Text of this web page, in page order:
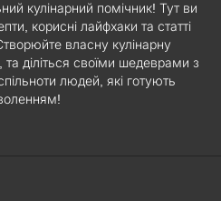
кулінарний помічник! Тут ви
корисні лайфхаки та статті
власну кулінарну
діліться своїми шедеврами з
людей, які готують